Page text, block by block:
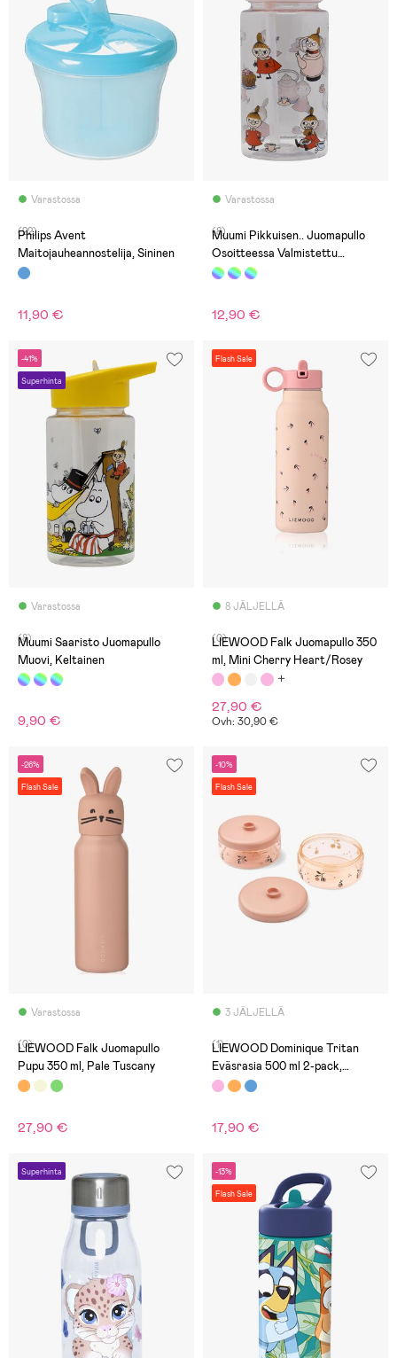
Varastossa
(22)
Philips Avent
Maitojauheannostelija, Sininen
11,90 €
Varastossa
(8)
Muumi Pikkuisen.. Juomapullo
Osoitteessa Valmistettu
Muovista, Vaaleanpunainen
12,90 €
-41%
Superhinta
Varastossa
(8)
Muumi Saaristo Juomapullo
Muovi, Keltainen
9,90 €
Flash Sale
8 JÄLJELLÄ
(0)
LIEWOOD Falk Juomapullo 350
ml, Mini Cherry Heart/Rosey
27,90 €
Ovh: 30,90 €
-26%
Flash Sale
Varastossa
(0)
LIEWOOD Falk Juomapullo
Pupu 350 ml, Pale Tuscany
27,90 €
-10%
Flash Sale
3 JÄLJELLÄ
(1)
LIEWOOD Dominique Tritan
Eväsrasia 500 ml 2-pack,
Peach/Sea shell
17,90 €
Superhinta -13%
Flash Sale